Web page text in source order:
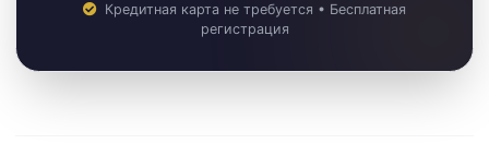
Кредитная карта не требуется • Бесплатная
регистрация